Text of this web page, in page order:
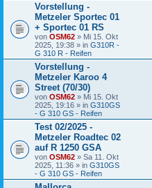
Vorstellung -
Metzeler Sportec 01
+ Sportec 01 RS
von OSM62 » Mi 15. Okt
2025, 19:38 » in G310R -
G 310 R - Reifen
Vorstellung -
Metzeler Karoo 4
Street (70/30)
von OSM62 » Mi 15. Okt
2025, 19:16 » in G310GS
- G 310 GS - Reifen
Test 02/2025 -
Metzeler Roadtec 02
auf R 1250 GSA
von OSM62 » Sa 11. Okt
2025, 11:36 » in G310GS
- G 310 GS - Reifen